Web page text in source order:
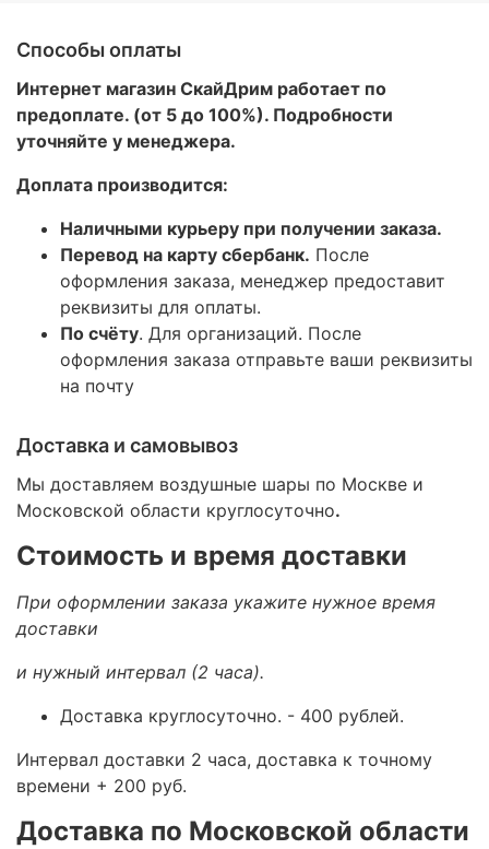
Способы оплаты
Интернет магазин СкайДрим работает по
предоплате. (от 5 до 100%). Подробности
уточняйте у менеджера.
Доплата производится:
Наличными курьеру при получении заказа.
Перевод на карту сбербанк. После
оформления заказа, менеджер предоставит
реквизиты для оплаты.
По счёту. Для организаций. После
оформления заказа отправьте ваши реквизиты
на почту
Доставка и самовывоз
Мы доставляем воздушные шары по Москве и
Московской области круглосуточно.
Стоимость и время доставки
При оформлении заказа укажите нужное время
доставки
и нужный интервал (2 часа).
Доставка круглосуточно. - 400 рублей.
Интервал доставки 2 часа, доставка к точному
времени + 200 руб.
Доставка по Московской области